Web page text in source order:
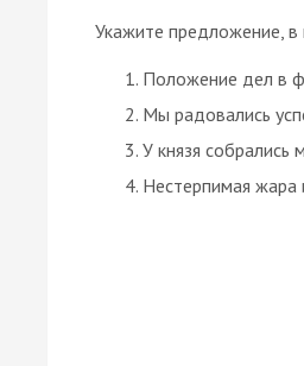
Укажите предложение,
Положение дел в
Мы радовались
У князя собрались
Нестерпимая жара